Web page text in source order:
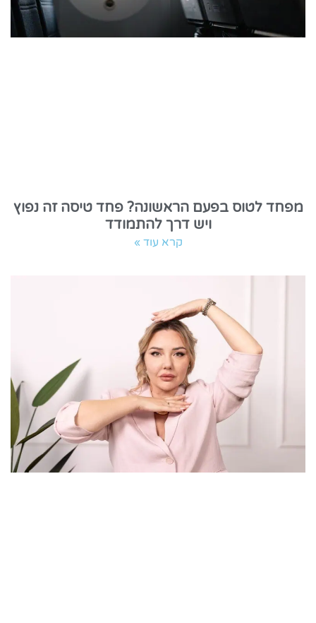
מפחד לטוס בפעם הראשונה? פחד טיסה זה נפוץ
ויש דרך להתמודד
קרא עוד »